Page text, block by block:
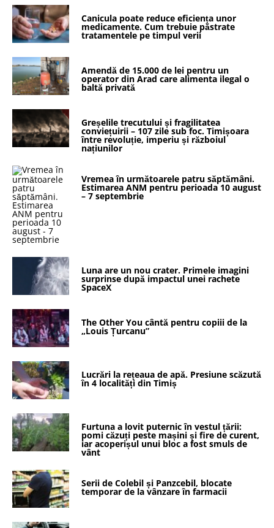
Canicula poate reduce eficiența unor
medicamente. Cum trebuie păstrate
tratamentele pe timpul verii
Amendă de 15.000 de lei pentru un
operator din Arad care alimenta ilegal o
baltă privată
Greșelile trecutului și fragilitatea
conviețuirii – 107 zile sub foc. Timișoara
între revoluție, imperiu și războiul
națiunilor
Vremea în următoarele patru săptămâni.
Estimarea ANM pentru perioada 10 august
– 7 septembrie
Luna are un nou crater. Primele imagini
surprinse după impactul unei rachete
SpaceX
The Other You cântă pentru copiii de la
„Louis Țurcanu”
Lucrări la rețeaua de apă. Presiune scăzută
în 4 localități din Timiș
Furtuna a lovit puternic în vestul țării:
pomi căzuți peste mașini și fire de curent,
iar acoperișul unui bloc a fost smuls de
vânt
Serii de Colebil și Panzcebil, blocate
temporar de la vânzare în farmacii